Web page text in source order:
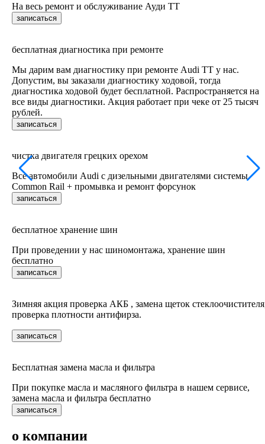
На весь ремонт и обслуживание Ауди ТТ
записаться
бесплатная диагностика при ремонте
Мы дарим вам диагностику при ремонте Audi TT у нас.
Допустим, вы заказали диагностику ходовой, тогда
диагностика ходовой будет бесплатной. Распространяется на
все виды диагностики. Акция работает при чеке от 25 тысяч
рублей.
записаться
чистка двигателя грецких орехом
Все автомобили Audi c дизельными двигателями системы
Common Rail + промывка и ремонт форсунок
записаться
бесплатное хранение шин
При проведении у нас шиномонтажа, хранение шин
бесплатно
записаться
Зимняя акция проверка АКБ , замена щеток
проверка плотности антифирза.
записаться
Бесплатная замена масла и фильтра
При покупке масла и масляного фильтра в нашем сервисе,
замена масла и фильтра бесплатно
записаться
о компании